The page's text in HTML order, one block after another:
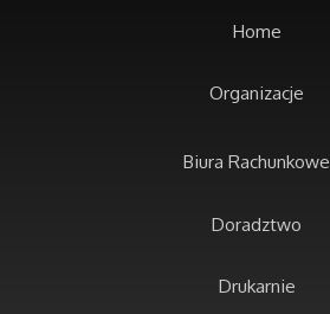
Home
Organizacje
Biura Rachunkowe
Doradztwo
Drukarnie